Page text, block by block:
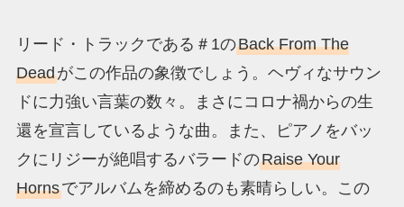
リード・トラックである＃1のBack From The
Deadがこの作品の象徴でしょう。ヘヴィなサウン
ドに力強い言葉の数々。まさにコロナ禍からの生
還を宣言しているような曲。また、ピアノをバッ
クにリジーが絶唱するバラードのRaise Your
Hornsでアルバムを締めるのも素晴らしい。この